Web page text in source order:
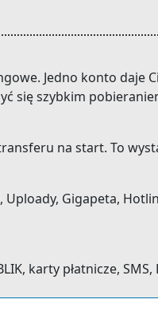
Jedno konto daje
się szybkim
na start. To
Gigapeta,
karty płatnicze, SMS,